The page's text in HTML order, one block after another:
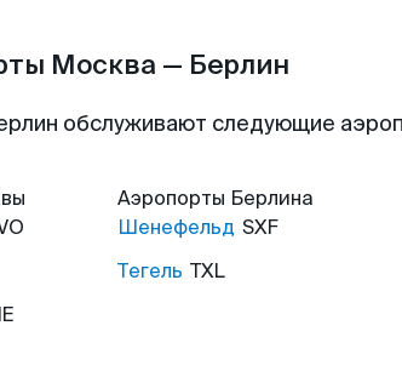
Москва — Берлин
обслуживают следующие
Аэропорты Берлина
Шенефельд SXF
Тегель TXL